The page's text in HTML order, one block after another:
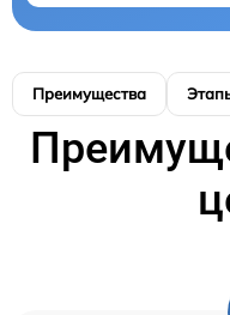
Преимущества